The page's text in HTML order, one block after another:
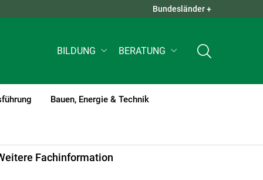
QUICK LINKS +
Bundesländer +
BILDUNG BERATUNG
Bauen, Energie & Technik
Fachinformation